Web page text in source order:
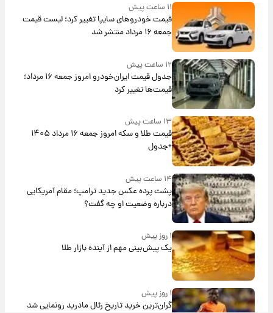
۱۱ ساعت پیش
قیمت خودروهای سایپا تغییر کرد؛ لیست قیمت
جمعه ۱۶ مرداد منتشر شد
۱۲ ساعت پیش
جدول قیمت ایران‌خودرو امروز جمعه ۱۶ مرداد؛
قیمت‌ها تغییر کرد
۱۳ ساعت پیش
قیمت طلا و سکه امروز جمعه ۱۶ مرداد ۱۴۰۵
+جدول
۱۴ ساعت پیش
پشت پرده عکس جدید ترامپ؛ مقام آمریکایی
درباره وضعیت او چه گفت؟
۱ روز پیش
یک پیش‌بینی مهم از آینده بازار طلا
۱ روز پیش
گران‌ترین خرید تاریخ رئال مادرید رونمایی شد